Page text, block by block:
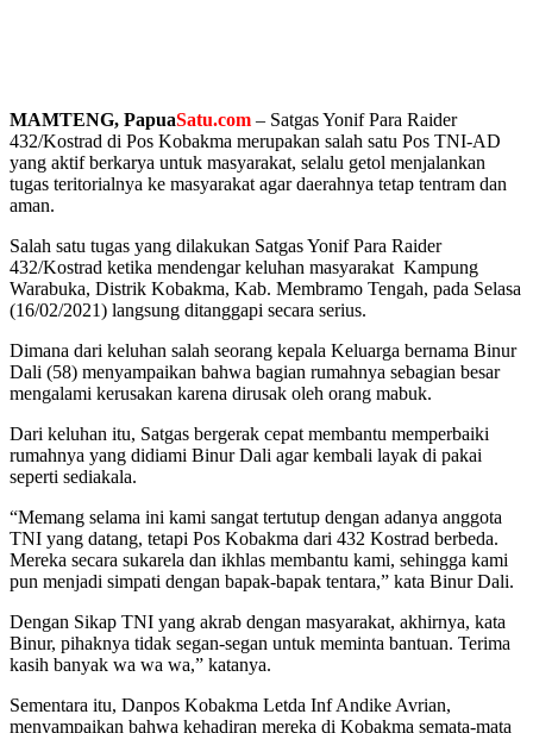
MAMTENG, PapuaSatu.com – Satgas Yonif Para Raider
432/Kostrad di Pos Kobakma merupakan salah satu Pos TNI-AD
yang aktif berkarya untuk masyarakat, selalu getol menjalankan
tugas teritorialnya ke masyarakat agar daerahnya tetap tentram dan
aman.
Salah satu tugas yang dilakukan Satgas Yonif Para Raider
432/Kostrad ketika mendengar keluhan masyarakat Kampung
Warabuka, Distrik Kobakma, Kab. Membramo Tengah, pada Selasa
(16/02/2021) langsung ditanggapi secara serius.
Dimana dari keluhan salah seorang kepala Keluarga bernama Binur
Dali (58) menyampaikan bahwa bagian rumahnya sebagian besar
mengalami kerusakan karena dirusak oleh orang mabuk.
Dari keluhan itu, Satgas bergerak cepat membantu memperbaiki
rumahnya yang didiami Binur Dali agar kembali layak di pakai
seperti sediakala.
“Memang selama ini kami sangat tertutup dengan adanya anggota
TNI yang datang, tetapi Pos Kobakma dari 432 Kostrad berbeda.
Mereka secara sukarela dan ikhlas membantu kami, sehingga kami
pun menjadi simpati dengan bapak-bapak tentara,” kata Binur Dali.
Dengan Sikap TNI yang akrab dengan masyarakat, akhirnya, kata
Binur, pihaknya tidak segan-segan untuk meminta bantuan. Terima
kasih banyak wa wa wa,” katanya.
Sementara itu, Danpos Kobakma Letda Inf Andike Avrian,
menyampaikan bahwa kehadiran mereka di Kobakma semata-mata